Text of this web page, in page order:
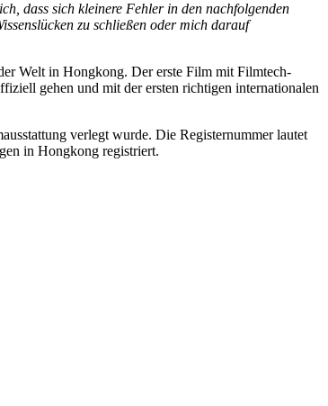
dass sich kleinere Fehler in den nachfolgenden
zu schließen oder mich darauf
Welt in Hongkong. Der erste Film mit Filmtech-
gehen und mit der ersten richtigen internationalen
verlegt wurde. Die Registernummer lautet
in Hongkong registriert.